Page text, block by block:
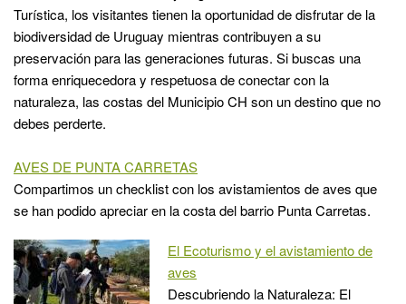
Turística, los visitantes tienen la oportunidad de disfrutar de la
biodiversidad de Uruguay mientras contribuyen a su
preservación para las generaciones futuras. Si buscas una
forma enriquecedora y respetuosa de conectar con la
naturaleza, las costas del Municipio CH son un destino que no
debes perderte.
AVES DE PUNTA CARRETAS
Compartimos un checklist con los avistamientos de aves que
se han podido apreciar en la costa del barrio Punta Carretas.
El Ecoturismo y el avistamiento de
aves
Descubriendo la Naturaleza: El